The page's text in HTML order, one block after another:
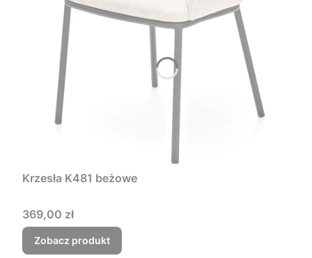
Krzesła K481 beżowe
Cena
369,00 zł
Zobacz produkt